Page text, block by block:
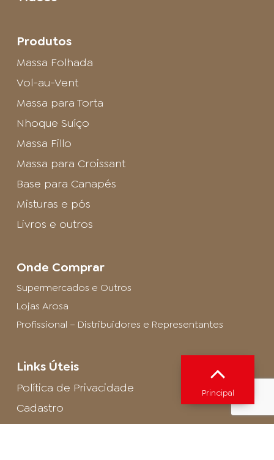
Produtos
Massa Folhada
Vol-au-Vent
Massa para Torta
Nhoque Suíço
Massa Fillo
Massa para Croissant
Base para Canapés
Misturas e pós
Livros e outros
Onde Comprar
Supermercados e Outros
Lojas Arosa
Profissional – Distribuidores e Representantes
Links Úteis
Política de Privacidade
Cadastro
SAC - Profissional
Principal